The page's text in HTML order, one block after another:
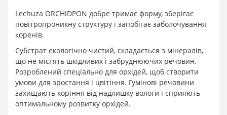
Lechuza ORCHIDPON добре тримає форму, зберігає
повітропроникну структуру і запобігає заболочування
коренів.
Субстрат екологічно чистий, складається з мінералів,
що не містять шкідливих і забруднюючих речовин.
Розроблений спеціально для орхідей, щоб створити
умови для зростання і цвітіння. Гумінові речовини
захищають коріння від надлишку вологи і сприяють
оптимальному розвитку орхідей.